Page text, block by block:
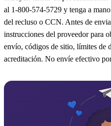
al 1-800-574-5729 y tenga a
del recluso o CCN. Antes de
instrucciones del proveedor para
envío, códigos de sitio, límites de
acreditación. No envíe efectivo